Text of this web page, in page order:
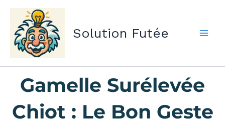
Aller
contenu
Solution Futée
Gamelle Surélevée
Chiot : Le Bon Geste